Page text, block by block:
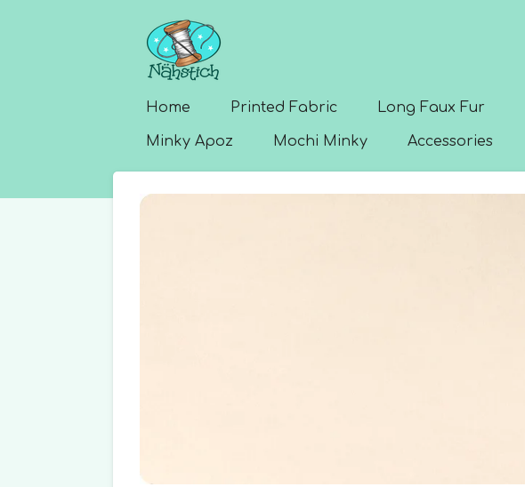
Home Printed Fabric Long Faux Fur
Minky Apoz Mochi Minky Accessories